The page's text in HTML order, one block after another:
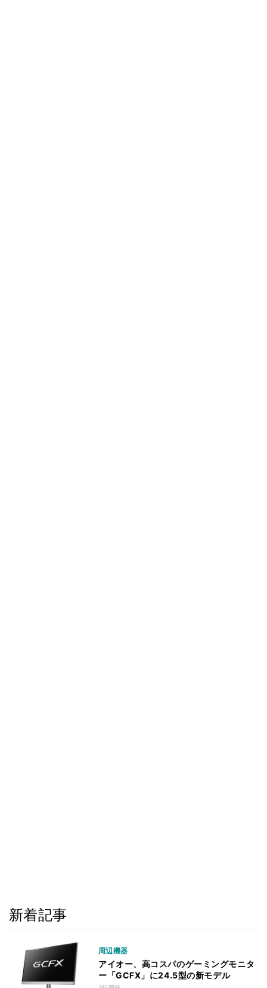
新着記事
周辺機器
アイオー、高コスパのゲーミングモニタ
ー「GCFX」に24.5型の新モデル